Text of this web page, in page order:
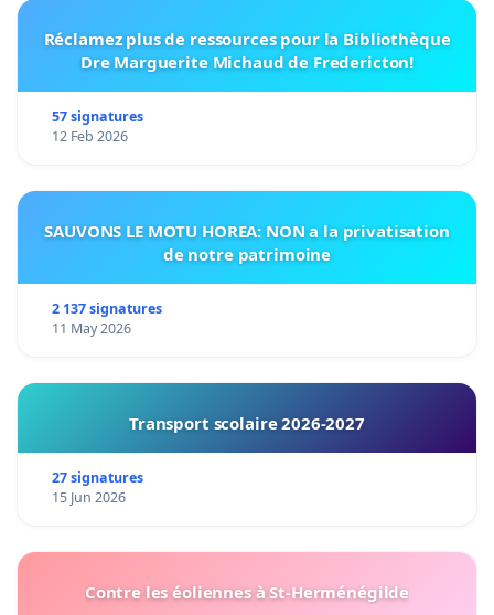
Réclamez plus de ressources pour la Bibliothèque
Dre Marguerite Michaud de Fredericton!
57 signatures
12 Feb 2026
SAUVONS LE MOTU HOREA: NON a la privatisation
de notre patrimoine
2 137 signatures
11 May 2026
Transport scolaire 2026-2027
27 signatures
15 Jun 2026
Contre les éoliennes à St-Herménégilde